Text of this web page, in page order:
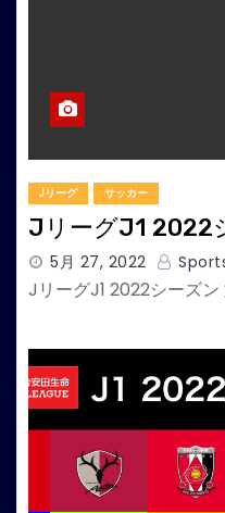
Jリーグ サッカー
JリーグJ1 2022
5月 27, 2022
JリーグJ1 2022シーズン